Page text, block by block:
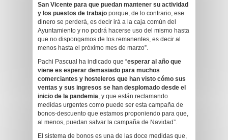
San Vicente para que puedan mantener su actividad
y los puestos de trabajo porque, de lo contrario, ese
dinero se perderá, es decir irá a la caja común del
Ayuntamiento y no podrá hacerse uso del mismo hasta
que no dispongamos de los remanentes, es decir al
menos hasta el próximo mes de marzo”.
Pachi Pascual ha indicado que “esperar al año que
viene es esperar demasiado para muchos
comerciantes y hosteleros que han visto cómo sus
ventas y sus ingresos se han desplomado desde el
inicio de la pandemia, y que están reclamando
medidas urgentes como puede ser esta campaña de
bonos-descuento que estamos proponiendo para que,
al menos, puedan salvar la campaña de Navidad”.
El sistema de bonos es una de las doce medidas que,